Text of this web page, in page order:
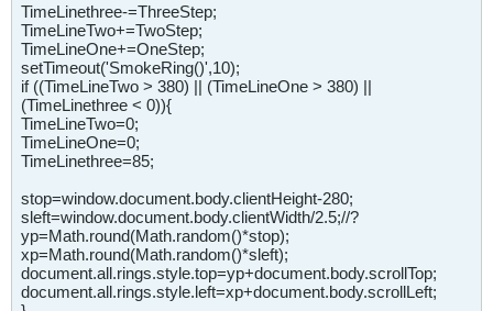
TimeLinethree-=ThreeStep;
TimeLineTwo+=TwoStep;
TimeLineOne+=OneStep;
setTimeout('SmokeRing()',10);
if ((TimeLineTwo > 380) || (TimeLineOne > 380) ||
(TimeLinethree < 0)){
TimeLineTwo=0;
TimeLineOne=0;
TimeLinethree=85;
stop=window.document.body.clientHeight-280;
sleft=window.document.body.clientWidth/2.5;//?
yp=Math.round(Math.random()*stop);
xp=Math.round(Math.random()*sleft);
document.all.rings.style.top=yp+document.body.scrollTop;
document.all.rings.style.left=xp+document.body.scrollLeft;